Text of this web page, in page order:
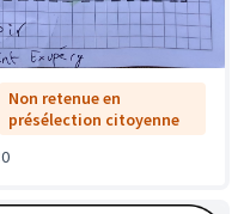
Non retenue en
présélection citoyenne
0